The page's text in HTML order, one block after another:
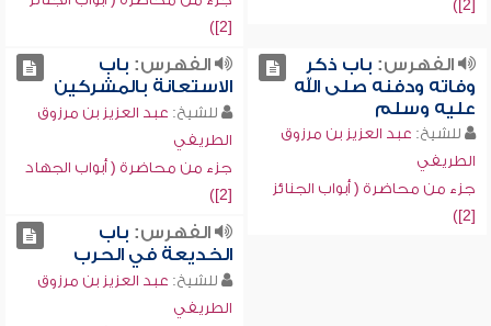
[2])
[2])
الفهرس: باب ذكر
وفاته ودفنه صلى الله
عليه وسلم
للشيخ: عبد العزيز بن مرزوق
الطريفي
جزء من محاضرة ( أبواب الجنائز
[2])
الفهرس: باب
الاستعانة بالمشركين
للشيخ: عبد العزيز بن مرزوق
الطريفي
جزء من محاضرة ( أبواب الجهاد
[2])
الفهرس: باب
الخديعة في الحرب
للشيخ: عبد العزيز بن مرزوق
الطريفي